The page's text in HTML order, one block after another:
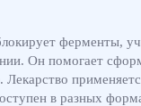
ферменты,
Он помогает
в разных